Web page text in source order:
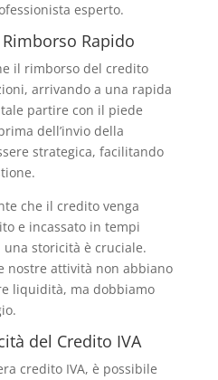
esperto.
Rapido
il rimborso del credito
arrivando a una rapida
partire con il piede
dell’invio della
strategica, facilitando
che il credito venga
e incassato in tempi
una storicità è cruciale.
nostre attività non abbiano
liquidità, ma dobbiamo
del Credito IVA
credito IVA, è possibile